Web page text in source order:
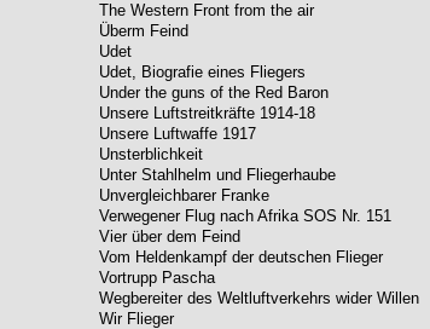
The Western Front from the air
Überm Feind
Udet
Udet, Biografie eines Fliegers
Under the guns of the Red Baron
Unsere Luftstreitkräfte 1914-18
Unsere Luftwaffe 1917
Unsterblichkeit
Unter Stahlhelm und Fliegerhaube
Unvergleichbarer Franke
Verwegener Flug nach Afrika SOS Nr. 151
Vier über dem Feind
Vom Heldenkampf der deutschen Flieger
Vortrupp Pascha
Wegbereiter des Weltluftverkehrs wider Willen
Wir Flieger